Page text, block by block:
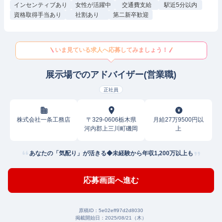
インセンティブあり
女性が活躍中 交通費支給
駅近5分以内
資格取得手当あり
社割あり 第二新卒歓迎
いま見ている求人へ応募してみましょう！
展示場でのアドバイザー(営業職)
正社員
株式会社一条工務店
〒329-0606栃木県
河内郡上三川町磯岡
月給27万9500円以
上
あなたの「気配り」が活きる◆未経験から年収1,200万以上も
応募画面へ進む
原稿ID： 5e02eff97d2d8030
掲載開始日： 2025/08/21（木）